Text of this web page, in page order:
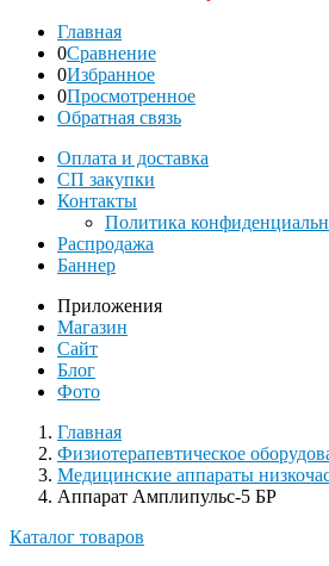
Главная
0Сравнение
0Избранное
0Просмотренное
Обратная связь
Оплата и доставка
СП закупки
Контакты
Политика
Распродажа
Баннер
Приложения
Магазин
Сайт
Блог
Фото
Главная
Физиотерапевтическое
Медицинские аппараты
Аппарат Амплипульс-5 БР
Каталог товаров